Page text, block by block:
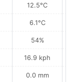
12.5°C
6.1°C
54%
16.9 kph
0.0 mm